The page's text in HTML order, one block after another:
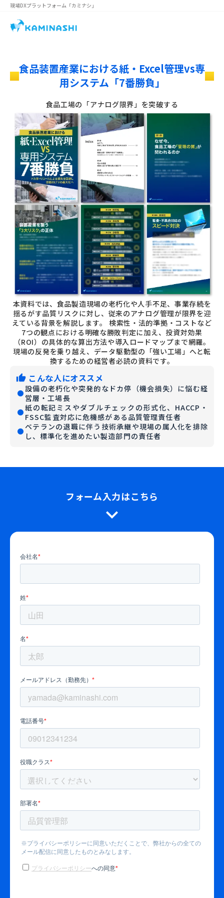
現場DXプラットフォーム 「カミナシ」
食品装置産業における紙・Excel管理vs専
用システム「7番勝負」
食品工場の「アナログ限界」を突破する
本資料では、食品製造現場の老朽化や人手不足、事業存続を
揺るがす品質リスクに対し、従来のアナログ管理が限界を迎
えている背景を解説します。 検索性・法的準拠・コストなど
7つの観点における明確な勝敗判定に加え、投資対効果
（ROI）の具体的な算出方法や導入ロードマップまで網羅。
現場の反発を乗り越え、データ駆動型の「強い工場」へと転
換するための経営者必読の資料です。
thumb_up こんな人にオススメ
fiber_manual_record設備の老朽化や突発的なドカ停（機会損失）に悩む経
営層・工場長
fiber_manual_record紙の転記ミスやダブルチェックの形式化、HACCP・
FSSC監査対応に危機感がある品質管理責任者
fiber_manual_recordベテランの退職に伴う技術承継や現場の属人化を排除
し、標準化を進めたい製造部門の責任者
フォーム入力はこちら
expand_more